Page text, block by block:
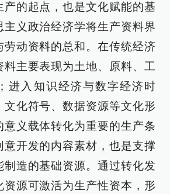
产的起点，也是文化赋能的基
主义政治经济学将生产资料界
劳动资料的总和。在传统经济
料主要表现为土地、原料、工
进入知识经济与数字经济时
文化符号、数据资源等文化形
意义载体转化为重要的生产条
意开发的内容素材，也是支撑
制造的基础资源。通过转化发
资源可激活为生产性资本，形